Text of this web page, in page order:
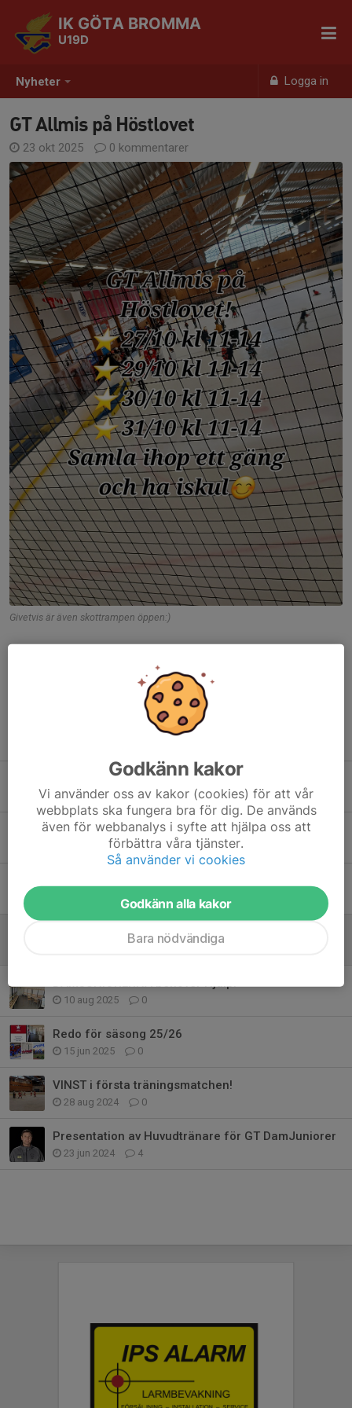
Nyheter Logga in
IK GÖTA BROMMA
U19D
GT Allmis på Höstlovet
23 okt 2025 0 kommentarer
Givetvis är även skottrampen öppen:)
Glad Midsommarhelg till er alla!
18 jun, 20:12 0
DJ Säsong 26/27 🔥
29 maj, 13:04 4
0
GT Allmis på Höstlovet
DAMJUNIORERNA behöver Hjälp!
10 aug 2025 0
Redo för säsong 25/26
15 jun 2025 0
VINST i första träningsmatchen!
28 aug 2024 0
Presentation av Huvudtränare för GT DamJuniorer
23 jun 2024 4
Godkänn kakor
Vi använder oss av kakor (cookies) för att vår
webbplats ska fungera bra för dig. De används
även för webbanalys i syfte att hjälpa oss att
förbättra våra tjänster.
Så använder vi cookies
Godkänn alla kakor
Bara nödvändiga